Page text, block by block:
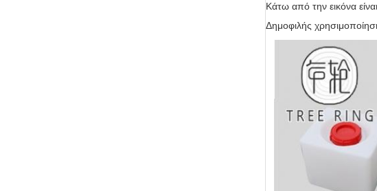
Κάτω από την εικόνα
Δημοφιλής